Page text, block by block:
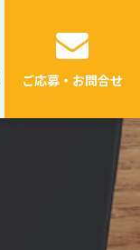
ご応募・お問合せ